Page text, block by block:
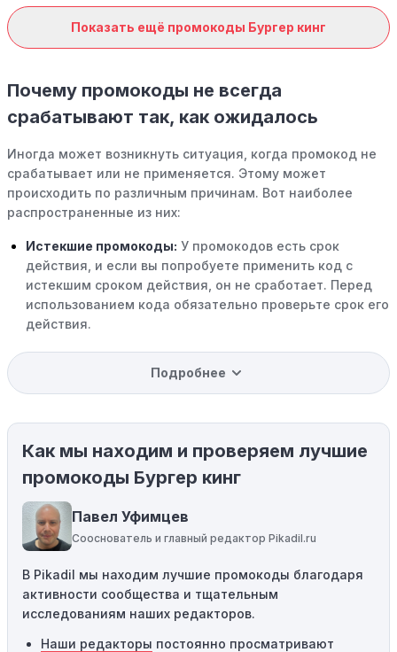
Время действия акции ограничено.
Показать ещё промокоды Бургер кинг
Почему промокоды не всегда
срабатывают так, как ожидалось
Иногда может возникнуть ситуация, когда промокод не
срабатывает или не применяется. Этому может
происходить по различным причинам. Вот наиболее
распространенные из них:
Истекшие промокоды: У промокодов есть срок
действия, и если вы попробуете применить код с
истекшим сроком действия, он не сработает. Перед
использованием кода обязательно проверьте срок его
действия.
Уже со скидкой:В некоторых случаях интересующий
вас товар может быть уже со скидкой. Некоторые
магазины предлагают скидки и акции напрямую, без
Ограничения на использование промокода:
Некоторые промокоды распространяются только на
определенные товары, бренды или категории. Если вы
пытаетесь применить код к товару, не
соответствующему критериям, он не сработает.
промокоды требуют соблюдения минимального
порога покупки, чтобы получить право на скидку. Если
сумма в корзине не соответствует указанному порогу,
код не сработает.
Подробнее
Как мы находим и проверяем лучшие
промокоды Бургер кинг
Павел Уфимцев
Сооснователь и главный редактор Pikadil.ru
В Pikadil мы находим лучшие промокоды благодаря
активности сообщества и тщательным
исследованиям наших редакторов.
Наши редакторы постоянно просматривают